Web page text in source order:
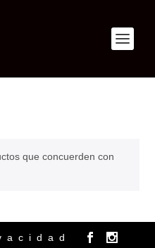
que concuerden con